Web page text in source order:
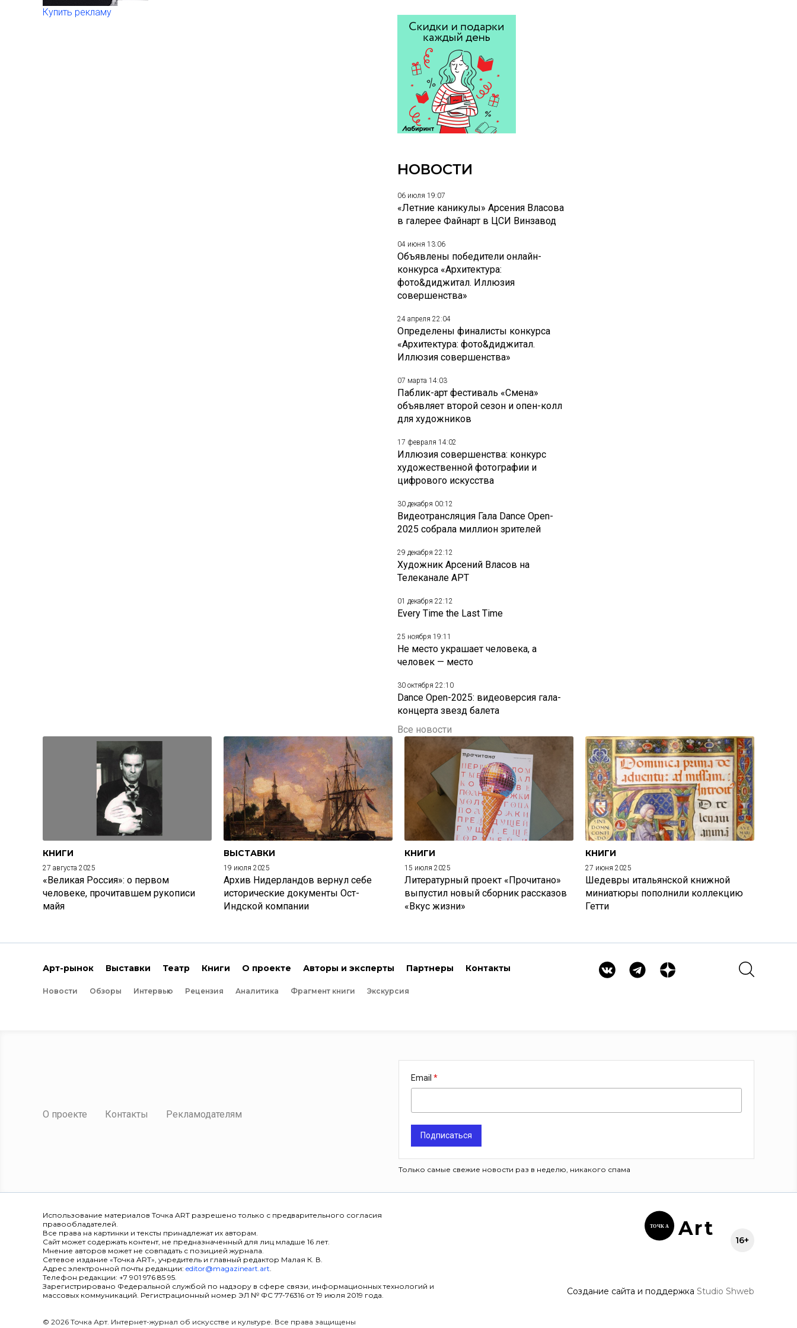
Купить рекламу
НОВОСТИ
06 июля 19:07
«Летние каникулы» Арсения Власова
в галерее Файнарт в ЦСИ Винзавод
04 июня 13:06
Объявлены победители онлайн-
конкурса «Архитектура:
фото&диджитал. Иллюзия
совершенства»
24 апреля 22:04
Определены финалисты конкурса
«Архитектура: фото&диджитал.
Иллюзия совершенства»
07 марта 14:03
Паблик-арт фестиваль «Смена»
объявляет второй сезон и опен-колл
для художников
17 февраля 14:02
Иллюзия совершенства: конкурс
художественной фотографии и
цифрового искусства
30 декабря 00:12
Видеотрансляция Гала Dance Open-
2025 собрала миллион зрителей
29 декабря 22:12
Художник Арсений Власов на
Телеканале АРТ
01 декабря 22:12
Every Time the Last Time
25 ноября 19:11
Не место украшает человека, а
человек — место
30 октября 22:10
Dance Open-2025: видеоверсия гала-
концерта звезд балета
Все новости
КНИГИ
27 августа 2025
«Великая Россия»: о первом
человеке, прочитавшем рукописи
майя
ВЫСТАВКИ
19 июля 2025
Архив Нидерландов вернул себе
исторические документы Ост-
Индской компании
КНИГИ
15 июля 2025
Литературный проект «Прочитано»
выпустил новый сборник рассказов
«Вкус жизни»
КНИГИ
27 июня 2025
Шедевры итальянской книжной
миниатюры пополнили коллекцию
Гетти
Арт-рынок Выставки Театр Книги О проекте Авторы и эксперты Партнеры Контакты
Новости Обзоры Интервью Рецензия Аналитика Фрагмент книги Экскурсия
О проекте Контакты Рекламодателям
Email
Подписаться
Только самые свежие новости раз в неделю, никакого спама
Использование материалов Точка ART разрешено только с предварительного согласия
правообладателей.
Все права на картинки и тексты принадлежат их авторам.
Сайт может содержать контент, не предназначенный для лиц младше 16 лет.
Мнение авторов может не совпадать с позицией журнала.
Сетевое издание «Точка ART», учредитель и главный редактор Малая К. В.
Адрес электронной почты редакции: editor@magazineart.art.
Телефон редакции: +7 901 976 85 95.
Зарегистрировано Федеральной службой по надзору в сфере связи, информационных технологий и
массовых коммуникаций. Регистрационный номер ЭЛ № ФС 77-76316 от 19 июля 2019 года.
© 2026 Точка Арт. Интернет-журнал об искусстве и культуре. Все права защищены
ТОЧК А Art
16+
Создание сайта и поддержка Studio Shweb